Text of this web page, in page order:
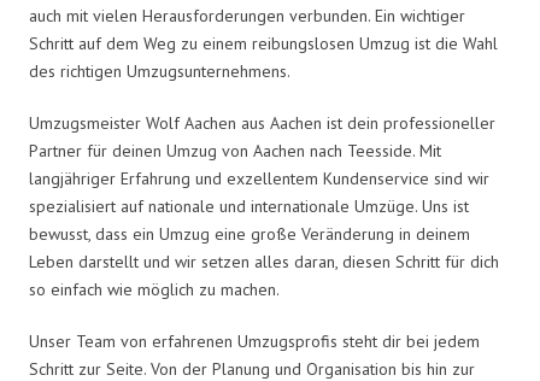
auch mit vielen Herausforderungen verbunden. Ein wichtiger
Schritt auf dem Weg zu einem reibungslosen Umzug ist die Wahl
des richtigen Umzugsunternehmens.
Umzugsmeister Wolf Aachen aus Aachen ist dein professioneller
Partner für deinen Umzug von Aachen nach Teesside. Mit
langjähriger Erfahrung und exzellentem Kundenservice sind wir
spezialisiert auf nationale und internationale Umzüge. Uns ist
bewusst, dass ein Umzug eine große Veränderung in deinem
Leben darstellt und wir setzen alles daran, diesen Schritt für dich
so einfach wie möglich zu machen.
Unser Team von erfahrenen Umzugsprofis steht dir bei jedem
Schritt zur Seite. Von der Planung und Organisation bis hin zur